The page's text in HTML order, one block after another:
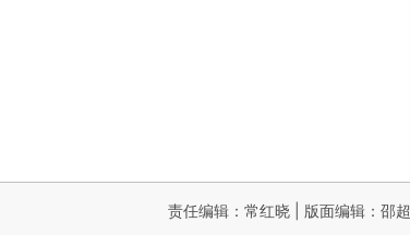
责任编辑：常红晓 | 版面编辑：邵超